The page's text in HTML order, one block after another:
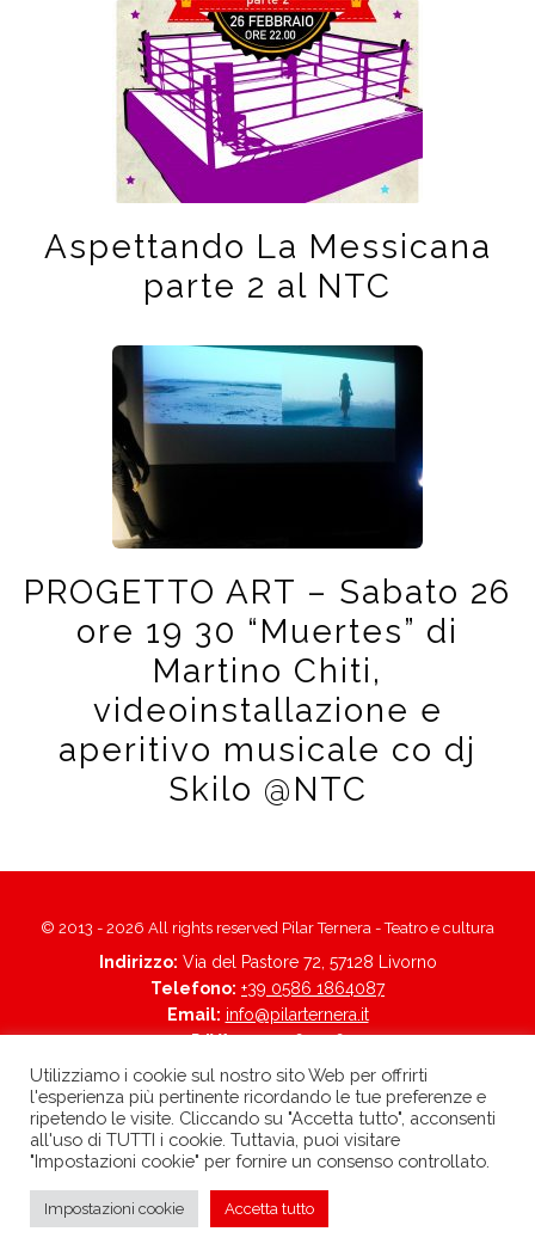
Aspettando La Messicana
parte 2 al NTC
PROGETTO ART – Sabato 26
ore 19 30 “Muertes” di
Martino Chiti,
videoinstallazione e
aperitivo musicale co dj
Skilo @NTC
»
© 2013 - 2026 All rights reserved Pilar Ternera - Teatro e cultura
Indirizzo: Via del Pastore 72, 57128 Livorno
Telefono: +39 0586 1864087
Email: info@pilarternera.it
P.IVA:01705560496
Trasparenza
Privacy policy
born in MaMaStudiOs
Utilizziamo i cookie sul nostro sito Web per offrirti
l'esperienza più pertinente ricordando le tue preferenze e
ripetendo le visite. Cliccando su "Accetta tutto", acconsenti
all'uso di TUTTI i cookie. Tuttavia, puoi visitare
"Impostazioni cookie" per fornire un consenso controllato.
Impostazioni cookie Accetta tutto